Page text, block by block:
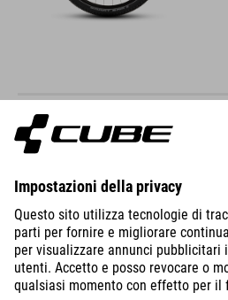
NURIDE HYBRID
PERFORMANCE 600